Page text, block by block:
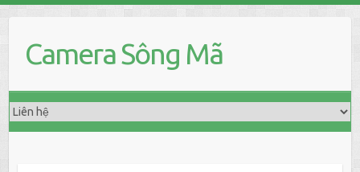
contentCamera Sông Mã